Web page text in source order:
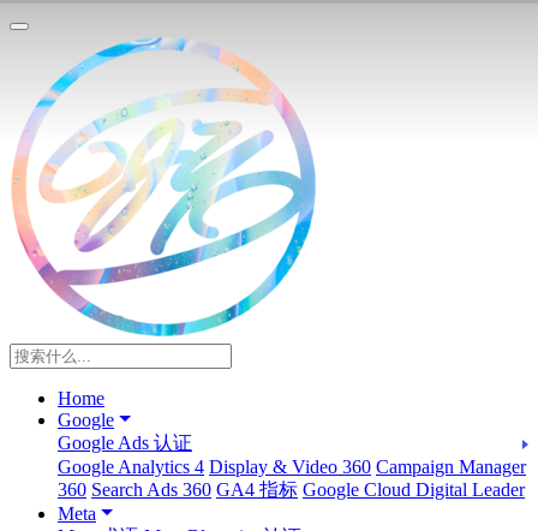
Home
Google
Google Ads 认证
Google Analytics 4 Display & Video 360 Campaign Manager
360 Search Ads 360 GA4 指标 Google Cloud Digital Leader
Meta